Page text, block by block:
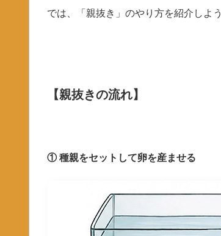
では、「親抜き」のやり方を紹介しよう
【親抜きの流れ】
① 種親をセットして卵を産ませる